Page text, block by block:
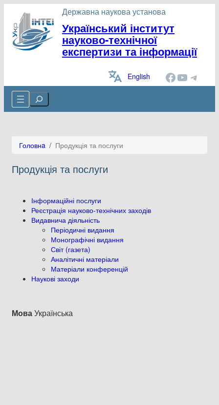
Державна наукова установа
Український інститут
науково-технічної
експертизи та інформації
English Facebook YouTube Telegram
Cerca
Головнa / Продукція та послуги
Продукція та послуги
Інформаційні послуги
Реєстрація науково-технічних заходів
Видавнича діяльність
Періодичні видання
Монографічні видання
Світ (газета)
Аналітичні матеріали
Матеріали конференцій
Наукові заходи
МоваУкраїнська